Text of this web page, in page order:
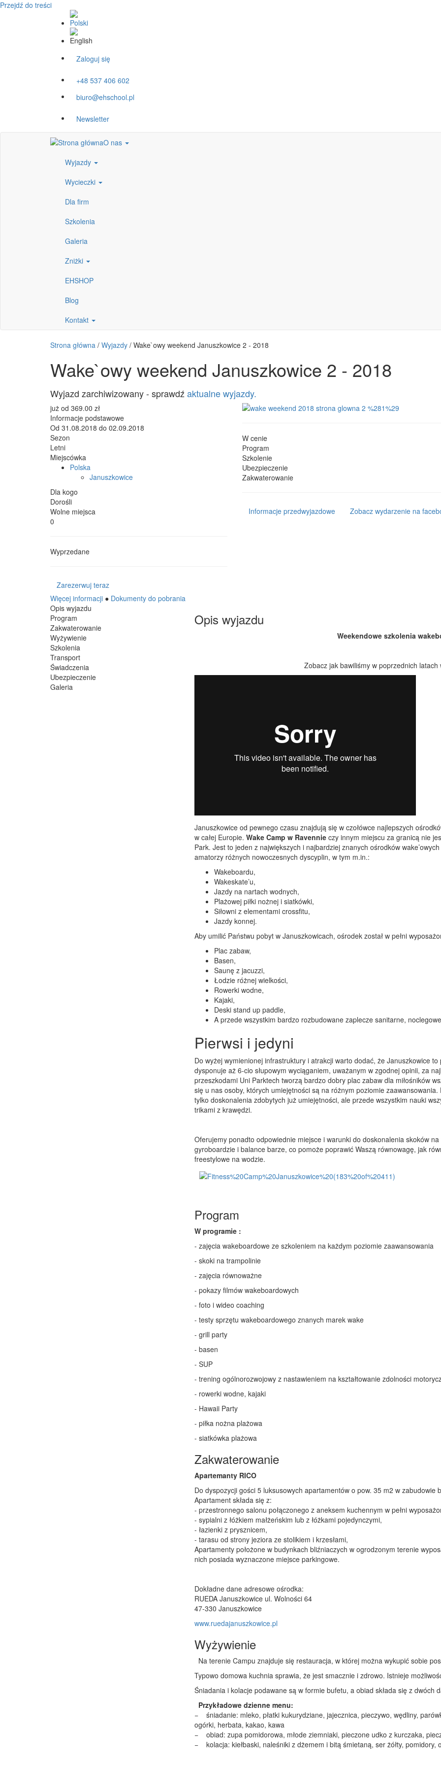
Przejdź do treści
Zaloguj się
+48 537 406 602
biuro@ehschool.pl
Newsletter
O nas
Wyjazdy
Wycieczki
Dla firm
Szkolenia
Galeria
Zniżki
EHSHOP
Blog
Kontakt
Strona główna / Wyjazdy / Wake`owy weekend Januszkowice 2 - 2018
Wake`owy weekend Januszkowice 2 - 2018
Wyjazd zarchiwizowany - sprawdź aktualne wyjazdy.
już od 369.00 zł
Informacje podstawowe
Od 31.08.2018 do 02.09.2018
Sezon
Letni
Miejscówka
Polska
Januszkowice
Dla kogo
Dorośli
Wolne miejsca
0
Wyprzedane
Zarezerwuj teraz
Więcej informacji ● Dokumenty do pobrania
W cenie
Program
Szkolenie
Ubezpieczenie
Zakwaterowanie
Informacje przedwyjazdowe Zobacz wydarzenie na
Opis wyjazdu
Program
Zakwaterowanie
Wyżywienie
Szkolenia
Transport
Świadczenia
Ubezpieczenie
Galeria
Opis wyjazdu
Weekendowe szkolenia
Zobacz jak bawiliśmy w poprzednich latach
Januszkowice od pewnego czasu znajdują się w czołówce najlepszych
w całej Europie. Wake Camp w Ravennieczy innym miejscu za granicą nie
Park. Jest to jeden z największych i najbardziej znanych ośrodków
amatorzy różnych nowoczesnych dyscyplin, w tym m.in.:
Wakeboardu,
Wakeskate’u,
Jazdy na nartach wodnych,
Plażowej piłki nożnej i siatkówki,
Siłowni z elementami crossfitu,
Jazdy konnej.
Aby umilić Państwu pobyt w Januszkowicach, ośrodek został w pełni
Plac zabaw,
Basen,
Saunę z jacuzzi,
Łodzie różnej wielkości,
Rowerki wodne,
Kajaki,
Deski stand up paddle,
A przede wszystkim bardzo rozbudowane zaplecze sanitarne,
Pierwsi i jedyni
Do wyżej wymienionej infrastruktury i atrakcji warto dodać, że Januszkowice
dysponuje aż 6-cio słupowym wyciąganiem, uważanym w zgodnej opinii, za
przeszkodami Uni Parktech tworzą bardzo dobry plac zabaw dla miłośników
się u nas osoby, których umiejętności są na różnym poziomie
tylko doskonalenia zdobytych już umiejętności, ale przede wszystkim nauki
trikami z krawędzi.
Oferujemy ponadto odpowiednie miejsce i warunki do doskonalenia skoków
gyroboardzie i balance barze, co pomoże poprawić Waszą równowagę, jak
freestylowe na wodzie.
Program
W programie :
- zajęcia wakeboardowe ze szkoleniem na każdym poziomie zaawansowania
- skoki na trampolinie
- zajęcia równoważne
- pokazy filmów wakeboardowych
- foto i wideo coaching
- testy sprzętu wakeboardowego znanych marek wake
- grill party
- basen
- SUP
- trening ogólnorozwojowy z nastawieniem na kształtowanie zdolności
- rowerki wodne, kajaki
- Hawaii Party
- piłka nożna plażowa
- siatkówka plażowa
Zakwaterowanie
Apartemanty RICO
Do dyspozycji gości 5 luksusowych apartamentów o pow. 35 m2 w zabudowie
Apartament składa się z:
- przestronnego salonu połączonego z aneksem kuchennym w pełni
- sypialni z łóżkiem małżeńskim lub z łóżkami pojedynczymi,
- łazienki z prysznicem,
- tarasu od strony jeziora ze stolikiem i krzesłami,
Apartamenty położone w budynkach bliźniaczych w ogrodzonym terenie
nich posiada wyznaczone miejsce parkingowe.
Dokładne dane adresowe ośrodka:
RUEDA Januszkowice ul. Wolności 64
47-330 Januszkowice
www.ruedajanuszkowice.pl
Wyżywienie
Na terenie Campu znajduje się restauracja, w której można wykupić sobie
Typowo domowa kuchnia sprawia, że jest smacznie i zdrowo. Istnieje
Śniadania i kolacje podawane są w formie bufetu, a obiad składa się z dwóch
Przykładowe dzienne menu:
− śniadanie: mleko, płatki kukurydziane, jajecznica, pieczywo, wędliny,
ogórki, herbata, kakao, kawa
− obiad: zupa pomidorowa, młode ziemniaki, pieczone udko z kurczaka,
− kolacja: kiełbaski, naleśniki z dżemem i bitą śmietaną, ser żółty, pomidory,